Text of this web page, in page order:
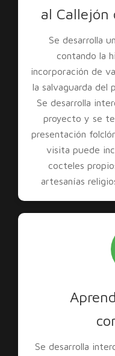
al Callejón
Se desarrolla
contando la
incorporación de
la salvaguarda del
Se desarrolla
proyecto y se
presentación
visita puede
cocteles
artesanías
Se desarrolla